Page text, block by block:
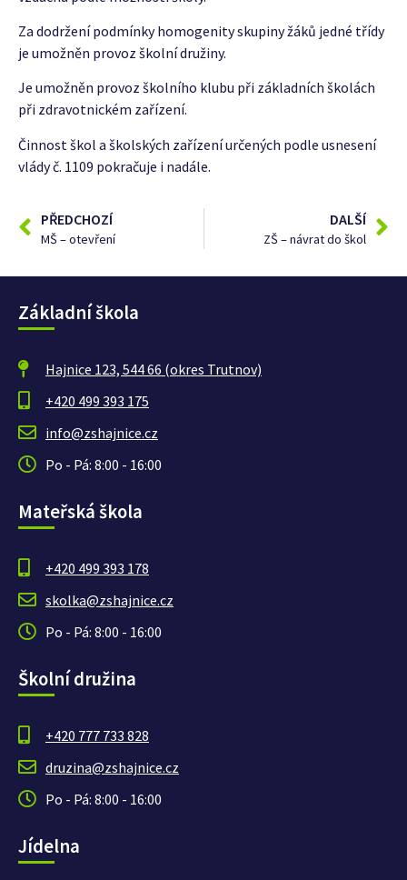
Za dodržení podmínky homogenity skupiny žáků jedné třídy
je umožněn provoz školní družiny.
Je umožněn provoz školního klubu při základních školách
při zdravotnickém zařízení.
Činnost škol a školských zařízení určených podle usnesení
vlády č. 1109 pokračuje i nadále.
PŘEDCHOZÍ
MŠ – otevření
DALŠÍ
ZŠ – návrat do škol
Základní škola
Hajnice 123, 544 66 (okres Trutnov)
+420 499 393 175
info@zshajnice.cz
Po - Pá: 8:00 - 16:00
Mateřská škola
+420 499 393 178
skolka@zshajnice.cz
Po - Pá: 8:00 - 16:00
Školní družina
+420 777 733 828
druzina@zshajnice.cz
Po - Pá: 8:00 - 16:00
Jídelna